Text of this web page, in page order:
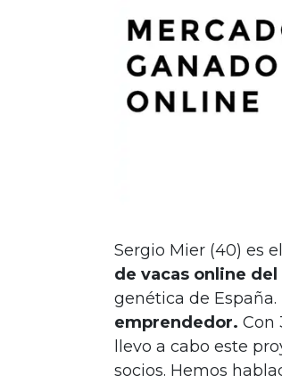
Sergio Mier (40) es
de vacas online
genética de
emprendedor. Con
llevo a cabo este
socios. Hemos